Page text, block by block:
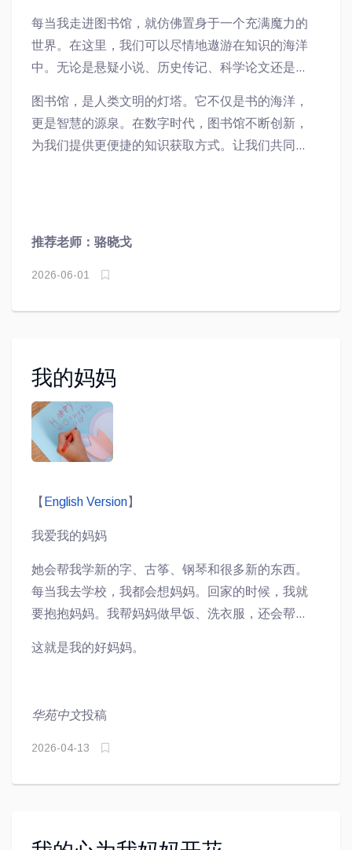
源，满足不同读者的需求。
每当我走进图书馆，就仿佛置身于一个充满魔力的
世界。在这里，我们可以尽情地遨游在知识的海洋
中。无论是悬疑小说、历史传记、科学论文还是哲
我不仅能增长知识，还能拓宽自己的视野。
图书馆，是人类文明的灯塔。它不仅是书的海洋，
更是智慧的源泉。在数字时代，图书馆不断创新，
为我们提供更便捷的知识获取方式。让我们共同守
推荐老师：骆晓戈
2026-06-01
我的妈妈
【 English Version】
我爱我的妈妈
她会帮我学新的字、古筝、钢琴和很多新的东西。
每当我去学校，我都会想妈妈。回家的时候，我就
要抱抱妈妈。我帮妈妈做早饭、洗衣服，还会帮忙
好。我会想抱抱亲亲妈妈，妈妈也会想抱抱亲亲
好多好吃的，还会给我梳很美丽很美丽的辫子。
这就是我的好妈妈。
华苑中文投稿
2026-04-13